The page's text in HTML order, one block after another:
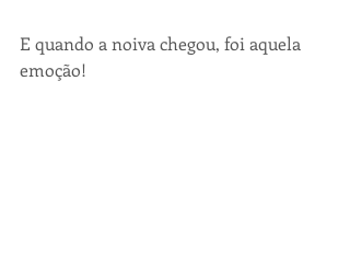
E quando a noiva chegou, foi aquela
emoção!